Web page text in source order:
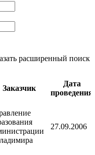
расширенный поиск
Заказчик
Дата
проведения
27.09.2006